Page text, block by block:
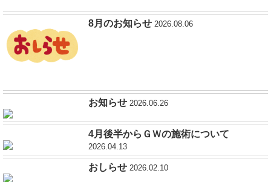
8月のお知らせ 2026.08.06
お知らせ 2026.06.26
4月後半からＧＷの施術について
2026.04.13
おしらせ 2026.02.10